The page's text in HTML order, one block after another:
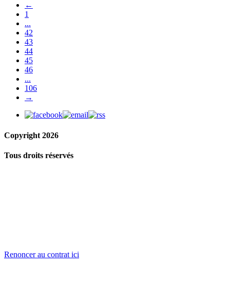
←
1
...
42
43
44
45
46
...
106
→
Copyright 2026
Tous droits réservés
Renoncer au contrat ici